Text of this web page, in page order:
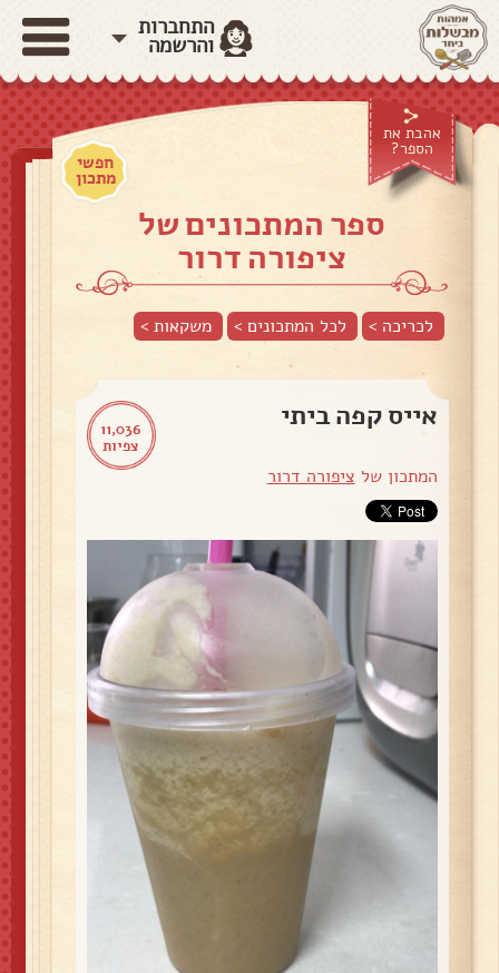
התחברות
והרשמה
אהבת את
הספר?
חפשי
מתכון
ספר המתכונים של
ציפורה דרור
לכריכה > לכל המתכונים > משקאות>
11,036
צפיות
אייס קפה ביתי
המתכון של ציפורה דרור